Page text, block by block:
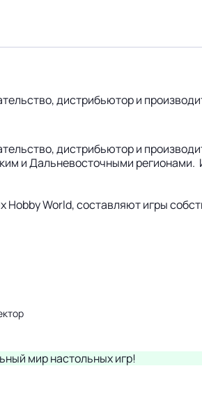
дистрибьютор и
дистрибьютор и
и Дальневосточными
World, составляют игры
мир настольных игр!